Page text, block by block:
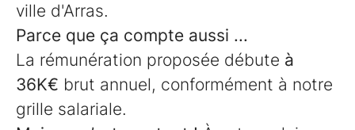
ville d'Arras.
Parce que ça compte aussi ...
La rémunération proposée débute à
36K€ brut annuel, conformément à notre
grille salariale.